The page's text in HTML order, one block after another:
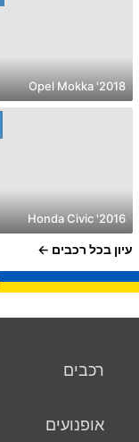
2018' Opel Mokka
2016' Honda Civic
עיון בכל רכבים
רכבים
אופנועים